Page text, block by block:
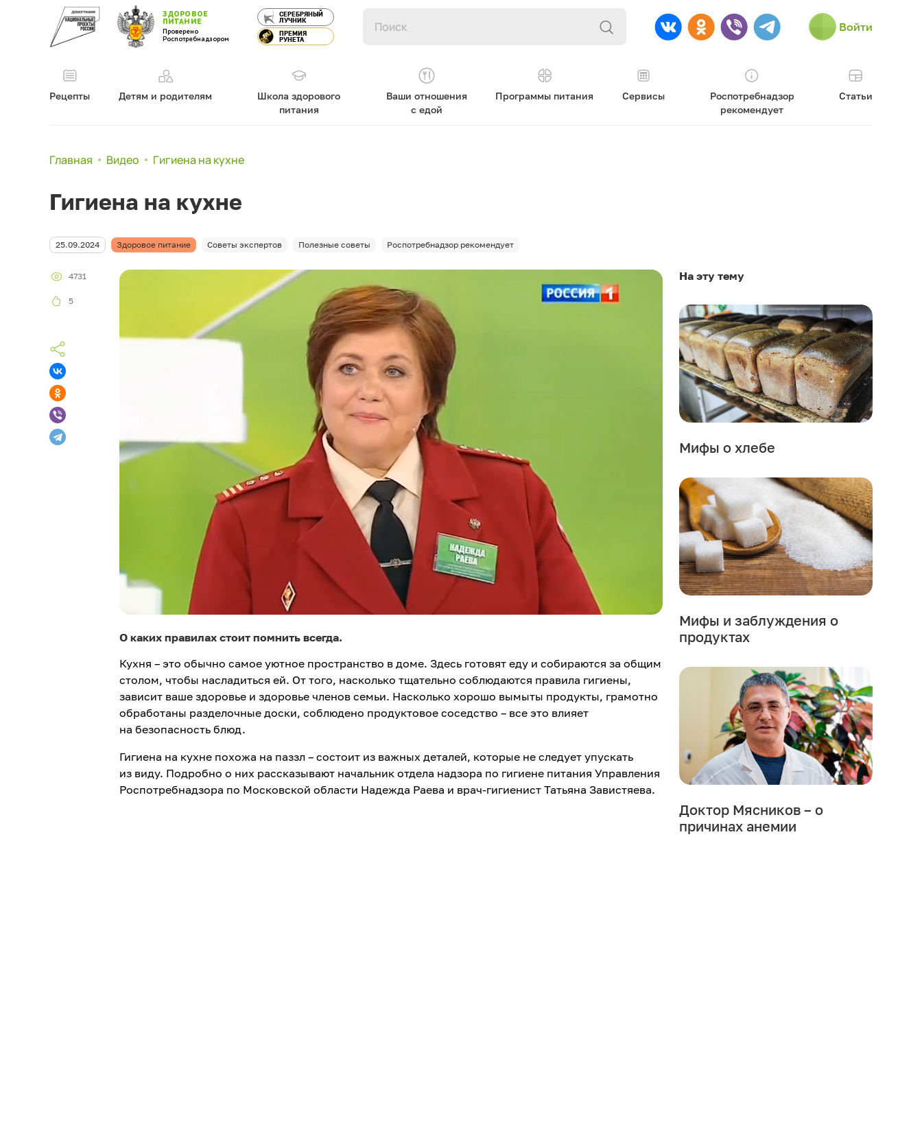
ЗДОРОВОЕ
ПИТАНИЕ
Проверено
Роспотребнадзором
СЕРЕБРЯНЫЙ
ЛУЧНИК
ПРЕМИЯ
РУНЕТА
Войти
Рецепты Детям и родителям
Школа здорового
питания
Ваши отношения
с едой
Программы питания Сервисы
Роспотребнадзор
рекомендует
Статьи
Главная Видео Гигиена на кухне
Гигиена на кухне
25.09.2024 Здоровое питание Советы экспертов Полезные советы Роспотребнадзор рекомендует
4731
5
О каких правилах стоит помнить всегда.
Кухня – это обычно самое уютное пространство в доме. Здесь готовят еду и собираются за общим
столом, чтобы насладиться ей. От того, насколько тщательно соблюдаются правила гигиены,
зависит ваше здоровье и здоровье членов семьи. Насколько хорошо вымыты продукты, грамотно
обработаны разделочные доски, соблюдено продуктовое соседство – все это влияет
на безопасность блюд.
Гигиена на кухне похожа на паззл – состоит из важных деталей, которые не следует упускать
из виду. Подробно о них рассказывают начальник отдела надзора по гигиене питания Управления
Роспотребнадзора по Московской области Надежда Раева и врач-гигиенист Татьяна Завистяева.
На эту тему
Мифы о хлебе
Мифы и заблуждения о
продуктах
Доктор Мясников – о
причинах анемии